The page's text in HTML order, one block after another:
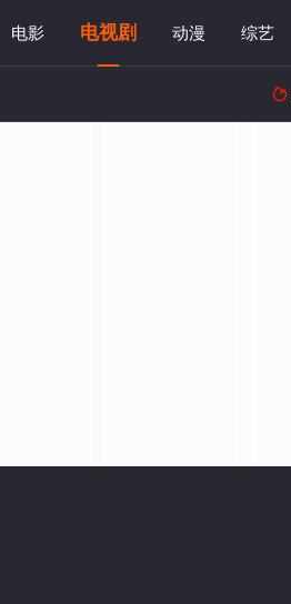
电影 电视剧 动漫 综艺
